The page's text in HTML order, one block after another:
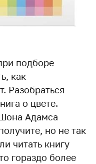
подборе
как
Разобраться
о цвете.
Адамса
но не так
читать книгу
гораздо более